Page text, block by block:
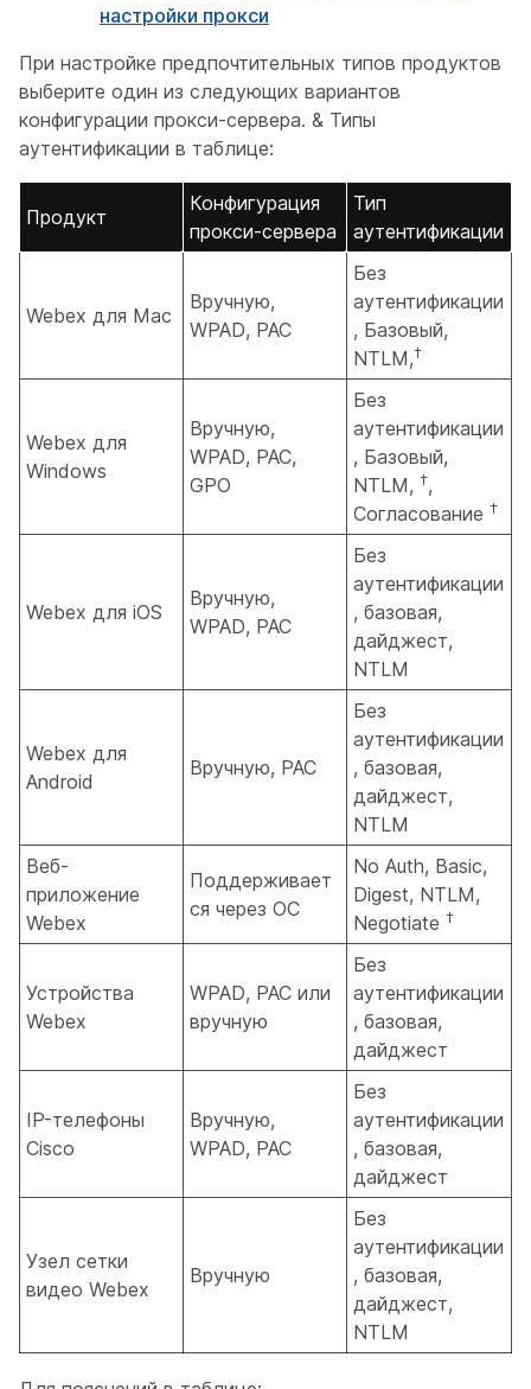
настройки прокси
При настройке предпочтительных типов продуктов
выберите один из следующих вариантов
конфигурации прокси-сервера. & Типы
аутентификации в таблице:
Продукт
Конфигурация
прокси-сервера
Тип
аутентификации
Webex для Mac
Вручную,
WPAD, PAC
Без
аутентификации
, Базовый,
NTLM,†
Webex для
Windows
Вручную,
WPAD, PAC,
GPO
Без
аутентификации
, Базовый,
NTLM, †,
Согласование †
Webex для iOS
Вручную,
WPAD, PAC
Без
аутентификации
, базовая,
дайджест,
NTLM
Webex для
Android
Вручную, PAC
Без
аутентификации
, базовая,
дайджест,
NTLM
Веб-
приложение
Webex
Поддерживает
ся через ОС
No Auth, Basic,
Digest, NTLM,
Negotiate †
Устройства
Webex
WPAD, PAC или
вручную
Без
аутентификации
, базовая,
дайджест
IP-телефоны
Cisco
Вручную,
WPAD, PAC
Без
аутентификации
, базовая,
дайджест
Узел сетки
видео Webex
Вручную
Без
аутентификации
, базовая,
дайджест,
NTLM